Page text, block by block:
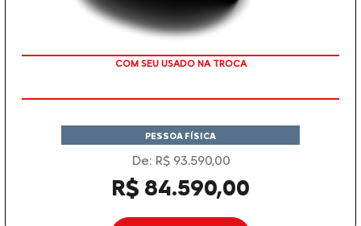
TAXA 0 %
PESSOA FÍSICA
De: R$ 93.590,00
R$ 84.590,00